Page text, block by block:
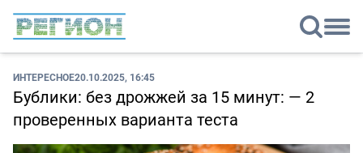
ИНТЕРЕСНОЕ20.10.2025, 16:45
Бублики: без дрожжей за 15 минут: — 2
проверенных варианта теста